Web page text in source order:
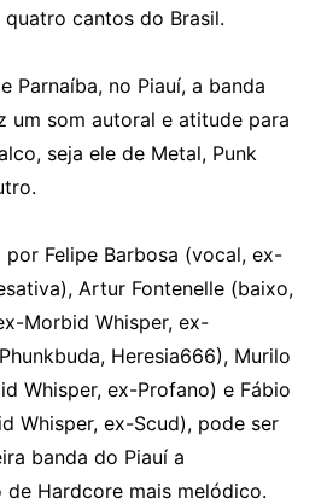
cantos do Brasil.
Parnaíba, no Piauí, a banda
um som autoral e atitude para
seja ele de Metal, Punk
Felipe Barbosa (vocal, ex-
Artur Fontenelle (baixo,
Morbid Whisper, ex-
Heresia666), Murilo
Whisper, ex-Profano) e Fábio
Whisper, ex-Scud), pode ser
banda do Piauí a
Hardcore mais melódico.